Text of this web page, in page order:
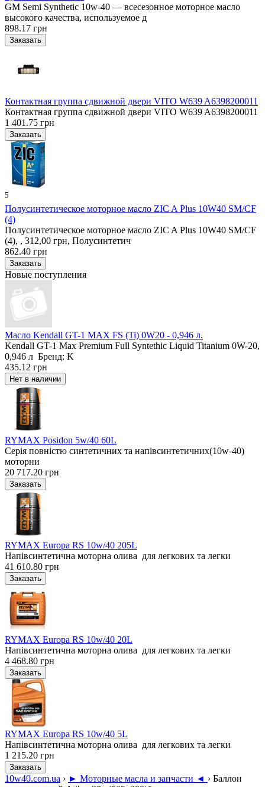
GM Semi Synthetic 10w-40 — всесезонное моторное масло
высокого качества, используемое д
898.17 грн
Контактная группа сдвижной двери VITO W639 A6398200011
Контактная группа сдвижной двери VITO W639 A6398200011
1 401.75 грн
5
Полусинтетическое моторное масло ZIC A Plus 10W40 SM/CF
(4)
Полусинтетическое моторное масло ZIC A Plus 10W40 SM/CF
(4), , 312,00 грн, Полусинтетич
862.40 грн
Новые поступления
Масло Kendall GT-1 MAX FS (Ti) 0W20 - 0,946 л.
Kendall GT-1 Max Premium Full Syntethic Liquid Titanium 0W-20,
0,946 л Бренд: K
435.12 грн
RYMAX Posidon 5w/40 60L
Серія повністю синтетичних та напівсинтетичних(10w-40)
моторни
20 717.20 грн
RYMAX Europa RS 10w/40 205L
Напівсинтетична моторна олива для легкових та легки
41 610.80 грн
RYMAX Europa RS 10w/40 20L
Напівсинтетична моторна олива для легкових та легки
4 468.80 грн
RYMAX Europa RS 10w/40 5L
Напівсинтетична моторна олива для легкових та легки
1 215.20 грн
10w40.com.ua › ► Моторные масла и запчасти ◄ › Баллон